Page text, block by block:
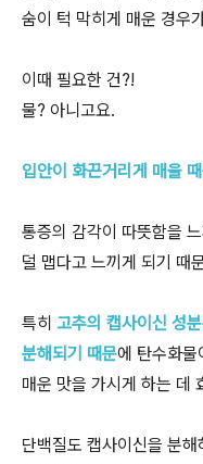
숨이 턱 막히게 매운 경우
이때 필요한 건?!
물? 아니고요.
입안이 화끈거리게 매울
통증의 감각이 따뜻함을
덜 맵다고 느끼게 되기 때
특히 고추의 캡사이신 성
분해되기 때문에 탄수화물
매운 맛을 가시게 하는 데
단백질도 캡사이신을 분